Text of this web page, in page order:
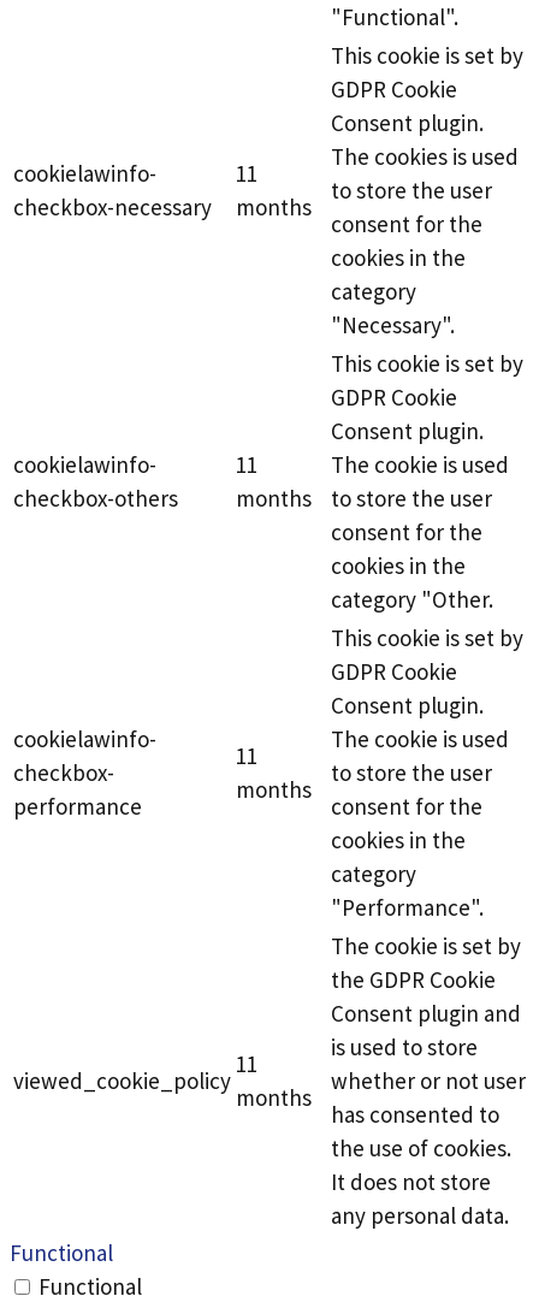
"Functional".
cookielawinfo-
checkbox-necessary
11
months
This cookie is set by
GDPR Cookie
Consent plugin.
The cookies is used
to store the user
consent for the
cookies in the
category
"Necessary".
cookielawinfo-
checkbox-others
11
months
This cookie is set by
GDPR Cookie
Consent plugin.
The cookie is used
to store the user
consent for the
cookies in the
category "Other.
cookielawinfo-
checkbox-
performance
11
months
This cookie is set by
GDPR Cookie
Consent plugin.
The cookie is used
to store the user
consent for the
cookies in the
category
"Performance".
viewed_cookie_policy
11
months
The cookie is set by
the GDPR Cookie
Consent plugin and
is used to store
whether or not user
has consented to
the use of cookies.
It does not store
any personal data.
Functional
Functional